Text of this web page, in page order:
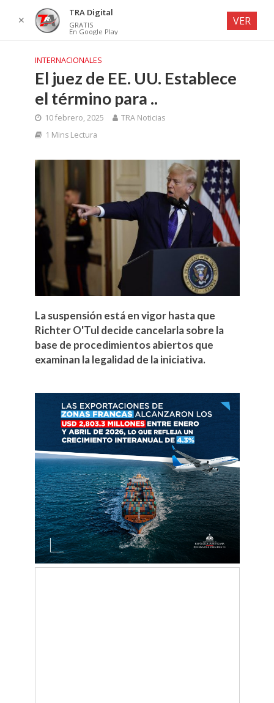
INTERNACIONALES
El juez de EE. UU. Establece
el término para ..
10 febrero, 2025
TRA Noticias
1 Mins Lectura
La suspensión está en vigor hasta que
Richter O'Tul decide cancelarla sobre la
base de procedimientos abiertos que
examinan la legalidad de la iniciativa.
✕
TRA Digital
GRATIS
En Google Play
VER